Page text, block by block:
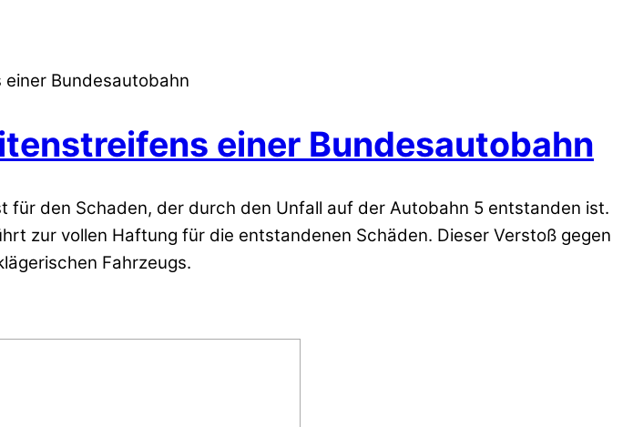
Bundesautobahn
einer Bundesautobahn
den Schaden, der durch den Unfall auf der Autobahn 5 entstanden ist.
zur vollen Haftung für die entstandenen Schäden. Dieser Verstoß gegen
Fahrzeugs.